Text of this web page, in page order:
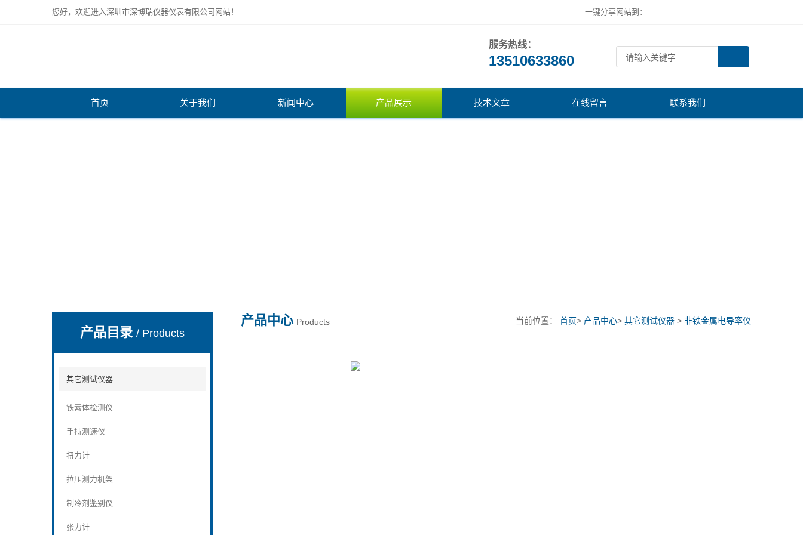
您好，欢迎进入深圳市深博瑞仪器仪表有限公司网站！ 一键分享网站到：
深圳市深博瑞仪器仪表有限公司
服务热线：
13510633860
首页 关于我们 新闻中心 产品展示 技术文章 在线留言 联系我们
产品目录/ Products
其它测试仪器
铁素体检测仪
手持测速仪
扭力计
拉压测力机架
制冷剂鉴别仪
张力计
产品中心 Products 当前位置： 首页> 产品中心> 其它测试仪器 > 非铁金属电导率仪